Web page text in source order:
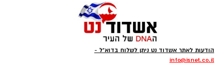
ובניית תפריט בריא מהמטבח האתיופי. טעים
הודעות לאתר אשדוד נט ניתן לשלוח בדוא"ל -
info@isnet.co.il